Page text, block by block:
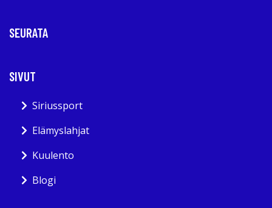
SEURATA
SIVUT
Siriussport
Elämyslahjat
Kuulento
Blogi